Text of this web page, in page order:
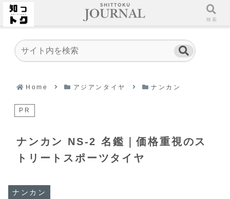
Home アジアンタイヤ ナンカン
PR
ナンカン NS-2 名鑑｜価格重視のス
トリートスポーツタイヤ
ナンカン
ホーム 検索